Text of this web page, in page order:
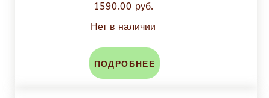
1590.00 руб.
Нет в наличии
ПОДРОБНЕЕ